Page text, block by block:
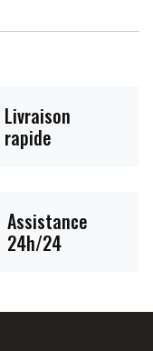
Livraison
rapide
Assistance
24h/24